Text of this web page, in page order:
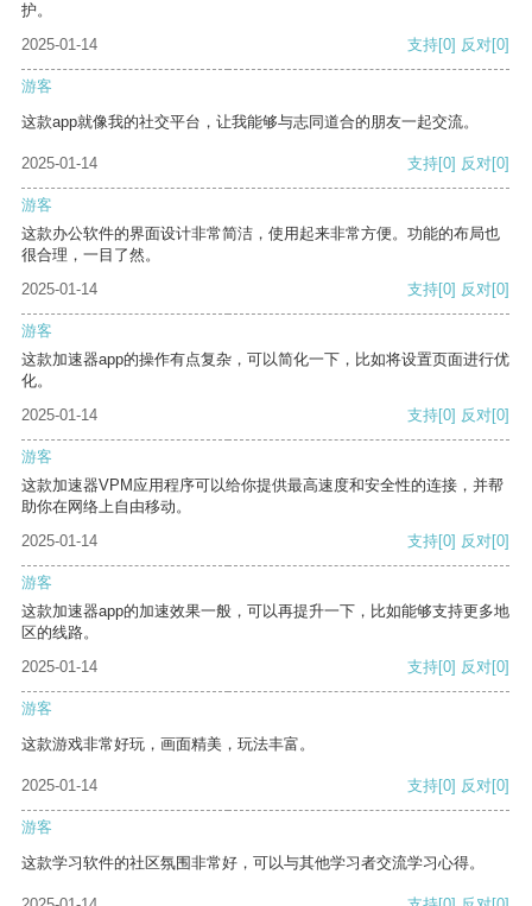
护。
2025-01-14
支持[0] 反对[0]
游客
这款app就像我的社交平台，让我能够与志同道合的朋友一起交流。
2025-01-14 支持[0] 反对[0]
游客
这款办公软件的界面设计非常简洁，使用起来非常方便。功能的布局也
很合理，一目了然。
2025-01-14
支持[0] 反对[0]
游客
这款加速器app的操作有点复杂，可以简化一下，比如将设置页面进行优
化。
2025-01-14
支持[0] 反对[0]
游客
这款加速器VPM应用程序可以给你提供最高速度和安全性的连接，并帮
助你在网络上自由移动。
2025-01-14
支持[0] 反对[0]
游客
这款加速器app的加速效果一般，可以再提升一下，比如能够支持更多地
区的线路。
2025-01-14
支持[0] 反对[0]
游客
这款游戏非常好玩，画面精美，玩法丰富。
2025-01-14 支持[0] 反对[0]
游客
这款学习软件的社区氛围非常好，可以与其他学习者交流学习心得。